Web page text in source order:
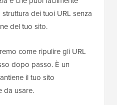
dei tuoi URL senza
del tuo sito.
come ripulire gli URL
dopo passo. È un
il tuo sito
da usare.